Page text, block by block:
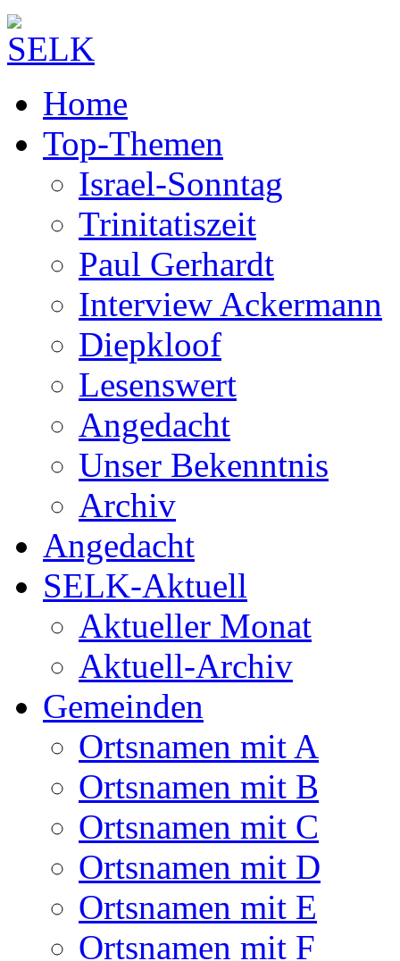
Home
Top-Themen
Israel-Sonntag
Trinitatiszeit
Paul Gerhardt
Interview Ackermann
Diepkloof
Lesenswert
Angedacht
Unser Bekenntnis
Archiv
Angedacht
SELK-Aktuell
Aktueller Monat
Aktuell-Archiv
Gemeinden
Ortsnamen mit A
Ortsnamen mit B
Ortsnamen mit C
Ortsnamen mit D
Ortsnamen mit E
Ortsnamen mit F